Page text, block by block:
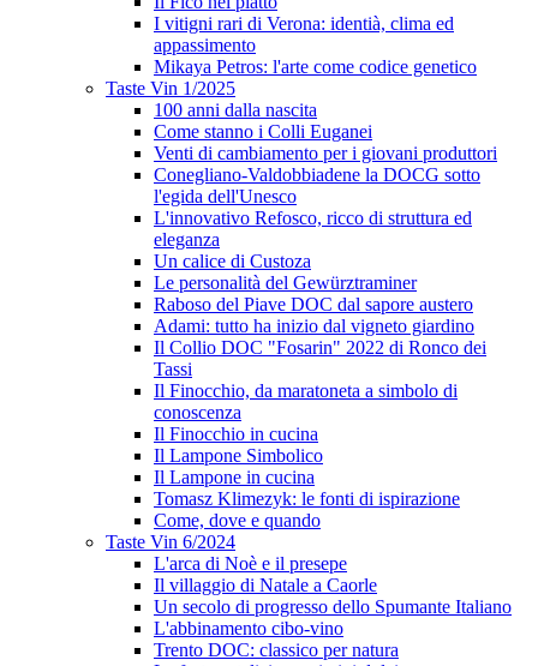
I vitigni rari di Verona: identià, clima ed
appassimento
Mikaya Petros: l'arte come codice genetico
Taste Vin 1/2025
100 anni dalla nascita
Come stanno i Colli Euganei
Venti di cambiamento per i giovani produttori
Conegliano-Valdobbiadene la DOCG sotto
l'egida dell'Unesco
L'innovativo Refosco, ricco di struttura ed
eleganza
Un calice di Custoza
Le personalità del Gewürztraminer
Raboso del Piave DOC dal sapore austero
Adami: tutto ha inizio dal vigneto giardino
Il Collio DOC "Fosarin" 2022 di Ronco dei
Tassi
Il Finocchio, da maratoneta a simbolo di
conoscenza
Il Finocchio in cucina
Il Lampone Simbolico
Il Lampone in cucina
Tomasz Klimezyk: le fonti di ispirazione
Come, dove e quando
Taste Vin 6/2024
L'arca di Noè e il presepe
Il villaggio di Natale a Caorle
Un secolo di progresso dello Spumante Italiano
L'abbinamento cibo-vino
Trento DOC: classico per natura